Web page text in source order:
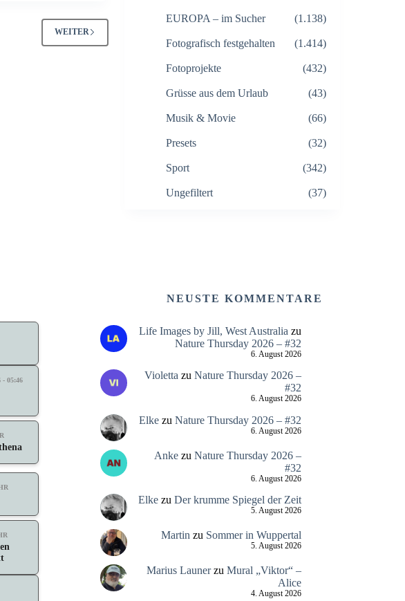
WEITER
EUROPA – im Sucher (1.138)
Fotografisch festgehalten (1.414)
Fotoprojekte (432)
Grüsse aus dem Urlaub (43)
Musik & Movie (66)
Presets (32)
Sport (342)
Ungefiltert (37)
05:46
NEUSTE KOMMENTARE
Life Images by Jill, West Australia zu
Nature Thursday 2026 – #32
6. August 2026
Violetta zu Nature Thursday 2026 –
#32
6. August 2026
Elkezu Nature Thursday 2026 – #32
6. August 2026
Ankezu Nature Thursday 2026 –
#32
6. August 2026
Elkezu Der krumme Spiegel der Zeit
5. August 2026
Martin zu Sommer in Wuppertal
5. August 2026
Marius Launerzu Mural „Viktor“ –
Alice
4. August 2026